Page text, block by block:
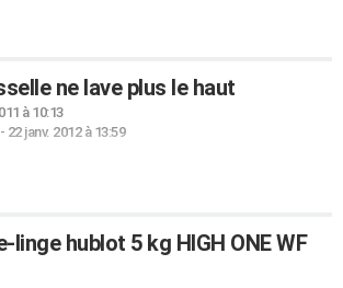
ne lave plus le haut
à 10:13
- 22 janv. 2012 à 13:59
linge hublot 5 kg HIGH ONE WF